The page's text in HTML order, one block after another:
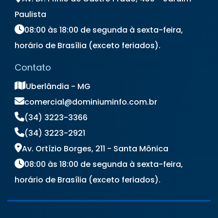
Locação de Totem para Eventos
Locação de Totem Touch Screen
Preço Aluguel de Notebook
Preço de Locação de Notebook
Paulista
08:00 às 18:00 de segunda à sexta-feira,
horário de Brasília (exceto feriados).
Contato
Uberlândia - MG
comercial@dominiuminfo.com.br
(34) 3223-3366
(34) 3223-2921
Av. Ortízio Borges, 211 - Santa Mônica
08:00 às 18:00 de segunda à sexta-feira,
horário de Brasília (exceto feriados).